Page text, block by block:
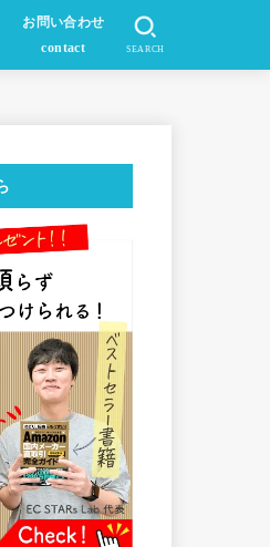
お問い合わせ
contact
SEARCH